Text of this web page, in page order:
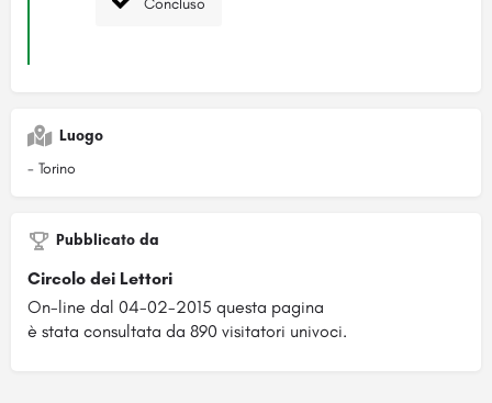
Concluso
Luogo
- Torino
Pubblicato da
Circolo dei Lettori
On-line dal 04-02-2015 questa pagina
è stata consultata da 890 visitatori univoci.